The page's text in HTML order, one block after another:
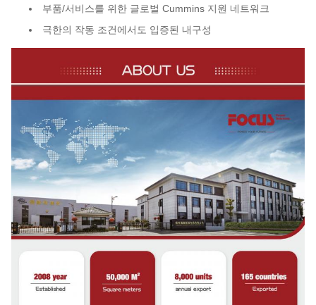
부품/서비스를 위한 글로벌 Cummins 지원 네트워크
극한의 작동 조건에서도 입증된 내구성